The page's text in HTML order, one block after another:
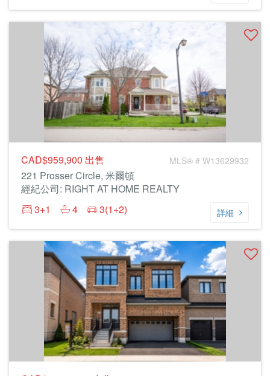
CAD$959,900 出售 MLS® # W13629932
221 Prosser Circle, 米爾頓
經紀公司: RIGHT AT HOME REALTY
3+1
4 3(1+2) 詳細